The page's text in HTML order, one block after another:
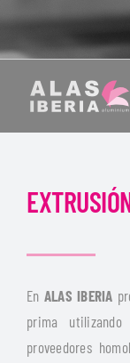
En ALAS IBERIA
prima
proveedores